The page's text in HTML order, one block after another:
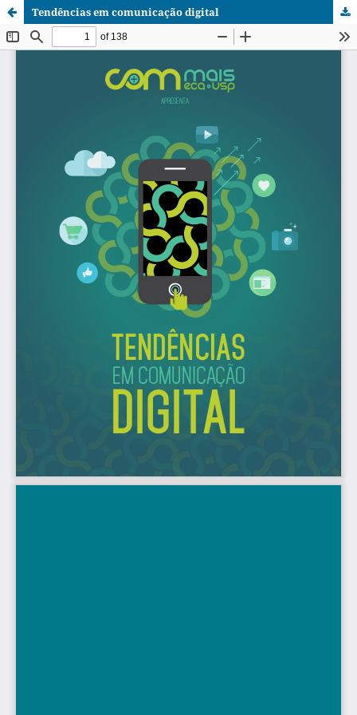
Tendências em comunicação digital